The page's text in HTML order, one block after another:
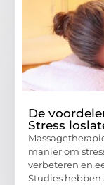
De
Stress
manier om
verbeteren en
Studies